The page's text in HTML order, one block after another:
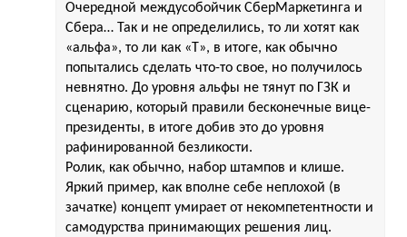
Очередной междусобойчик СберМаркетинга и
Сбера… Так и не определились, то ли хотят как
«альфа», то ли как «Т», в итоге, как обычно
попытались сделать что-то свое, но получилось
невнятно. До уровня альфы не тянут по ГЗК и
сценарию, который правили бесконечные вице-
президенты, в итоге добив это до уровня
рафинированной безликости.
Ролик, как обычно, набор штампов и клише.
Яркий пример, как вполне себе неплохой (в
зачатке) концепт умирает от некомпетентности и
самодурства принимающих решения лиц.